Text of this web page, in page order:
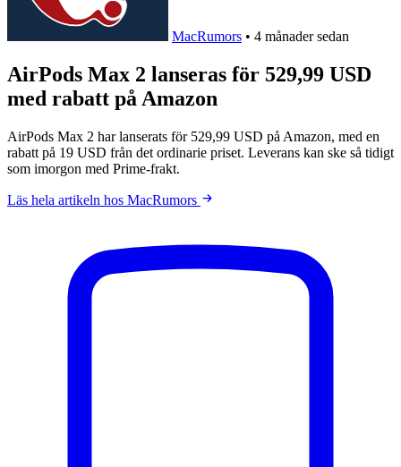
MacRumors • 4 månader sedan
AirPods Max 2 lanseras för 529,99 USD
med rabatt på Amazon
AirPods Max 2 har lanserats för 529,99 USD på Amazon, med en
rabatt på 19 USD från det ordinarie priset. Leverans kan ske så tidigt
som imorgon med Prime-frakt.
Läs hela artikeln hos MacRumors